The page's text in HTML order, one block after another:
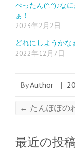
ぺったん(^.^)♪な
ぁ！
2023年2月2日
どれにしようかな
2022年12月7日
ByAuthor |
← たんぽぽの
最近の投